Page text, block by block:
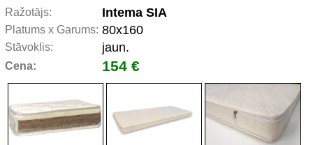
Ražotājs: Intema SIA
Platums x Garums: 80x160
Stāvoklis: jaun.
Cena: 154 €